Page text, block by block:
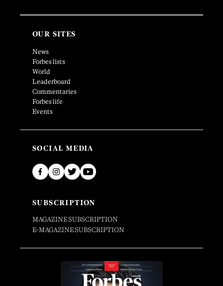
OUR SITES
News
Forbes lists
World
Leaderboard
Commentaries
Forbes life
Events
SOCIAL MEDIA
SUBSCRIPTION
MAGAZINE SUBSCRIPTION
E-MAGAZINE SUBSCRIPTION